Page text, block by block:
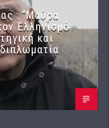
: “Μαύρα
Ελληνισμό
και